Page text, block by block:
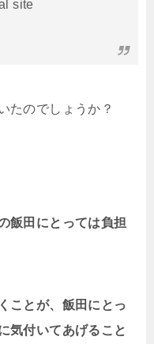
site
たのでしょうか？
飯田にとっては負担
ことが、飯田にとっ
気付いてあげること